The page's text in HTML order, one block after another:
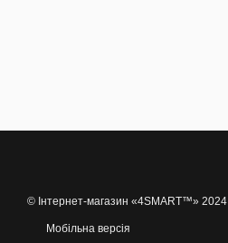
© Інтернет-магазин «4SMART™» 2024
Мобільна версія